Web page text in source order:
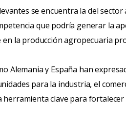
se encuentra la del
que podría generar la
en la producción agropecuaria
Alemania y España han
para la industria, el
clave para